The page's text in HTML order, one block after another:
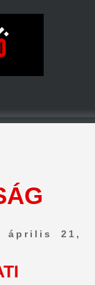
21,